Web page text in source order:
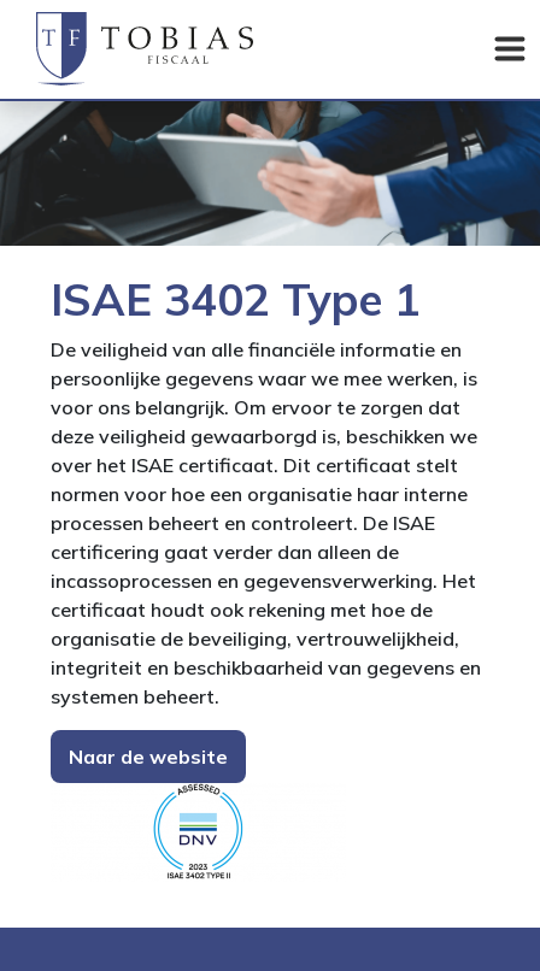
ISAE 3402 Type 1
De veiligheid van alle financiële informatie en
persoonlijke gegevens waar we mee werken, is
voor ons belangrijk. Om ervoor te zorgen dat
deze veiligheid gewaarborgd is, beschikken we
over het ISAE certificaat. Dit certificaat stelt
normen voor hoe een organisatie haar interne
processen beheert en controleert. De ISAE
certificering gaat verder dan alleen de
incassoprocessen en gegevensverwerking. Het
certificaat houdt ook rekening met hoe de
organisatie de beveiliging, vertrouwelijkheid,
integriteit en beschikbaarheid van gegevens en
systemen beheert.
Naar de website